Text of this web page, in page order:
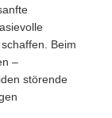
Beim
–
störende